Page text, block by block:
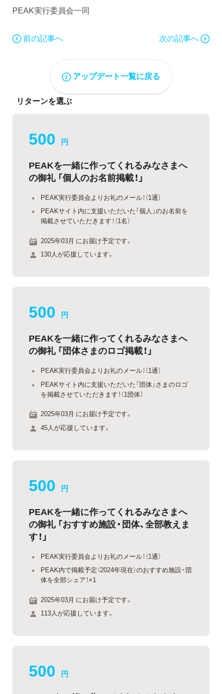
PEAK実行委員会一同
前の記事へ 次の記事へ
アップデート一覧に戻る
リターンを選ぶ
500 円
PEAKを一緒に作ってくれるみなさまへ
の御礼 「個人のお名前掲載！」
PEAK実行委員会よりお礼のメール！（1通）
PEAKサイト内に支援いただいた「個人」のお名前を
掲載させていただきます！（1名）
2025年03月 にお届け予定です。
130人が応援しています。
500 円
PEAKを一緒に作ってくれるみなさまへ
の御礼 「団体さまのロゴ掲載！」
PEAK実行委員会よりお礼のメール！（1通）
PEAKサイト内に支援いただいた「団体」さまのロゴ
を掲載させていただきます！（1団体）
2025年03月 にお届け予定です。
45人が応援しています。
500 円
PEAKを一緒に作ってくれるみなさまへ
の御礼 「おすすめ施設・団体、全部教えま
す！」
PEAK実行委員会よりお礼のメール！（1通）
PEAK内で掲載予定（2024年現在）のおすすめ施設・団
体を全部シェア！×1
2025年03月 にお届け予定です。
113人が応援しています。
500 円